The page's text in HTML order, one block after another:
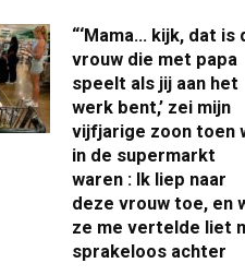
“‘Mama… kijk, dat is
vrouw die met papa
speelt als jij aan het
werk bent,’ zei mijn
vijfjarige zoon toen
in de supermarkt
waren : Ik liep naar
deze vrouw toe, en
ze me vertelde liet
sprakeloos achter